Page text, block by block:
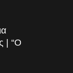
| “Ο